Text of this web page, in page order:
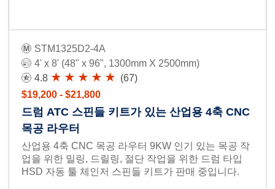
STM1325D2-4A
4' x 8' (48" x 96", 1300mm X 2500mm)
4.8
(67)
$19,200 - $21,800
드럼 ATC 스핀들 키트가 있는 산업용 4축 CNC
목공 라우터
산업용 4축 CNC 목공 라우터 9KW 인기 있는 목공 작
업을 위한 밀링, 드릴링, 절단 작업을 위한 드럼 타입
HSD 자동 툴 체인저 스핀들 키트가 판매 중입니다.